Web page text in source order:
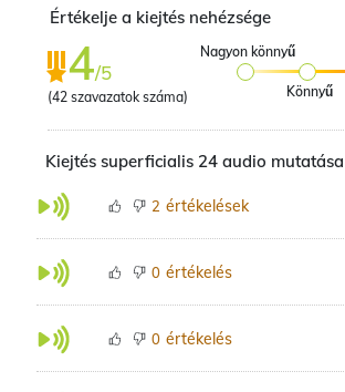
Értékelje a kiejtés nehézsége
4/5
(42 szavazatok száma)
Nagyon könnyű
Könnyű
Kiejtés superficialis 24 audio mutatása
2 értékelések
0 értékelés
0 értékelés